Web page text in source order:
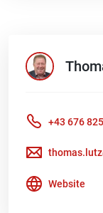
+43 676
Website